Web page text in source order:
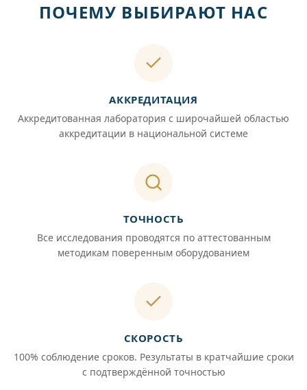
ПОЧЕМУ ВЫБИРАЮТ НАС
АККРЕДИТАЦИЯ
Аккредитованная лаборатория с широчайшей областью
аккредитации в национальной системе
ТОЧНОСТЬ
Все исследования проводятся по аттестованным
методикам поверенным оборудованием
СКОРОСТЬ
100% соблюдение сроков. Результаты в кратчайшие сроки
с подтверждённой точностью